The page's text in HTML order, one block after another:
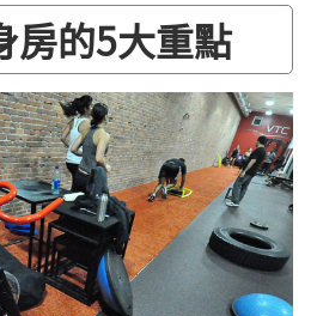
房的5大重點